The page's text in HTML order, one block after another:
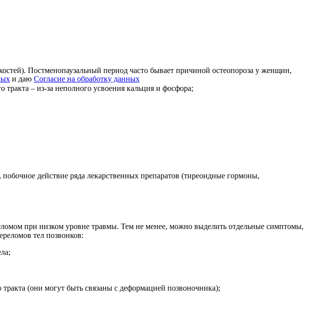
и даю Согласие на обработку данных
Постменопаузальный период часто бывает причиной остеопороза у женщин,
– из-за неполного усвоения кальция и фосфора;
действие ряда лекарственных препаратов (тиреоидные гормоны,
при низком уровне травмы. Тем не менее, можно выделить отдельные симптомы,
тел позвонков:
(они могут быть связаны с деформацией позвоночника);